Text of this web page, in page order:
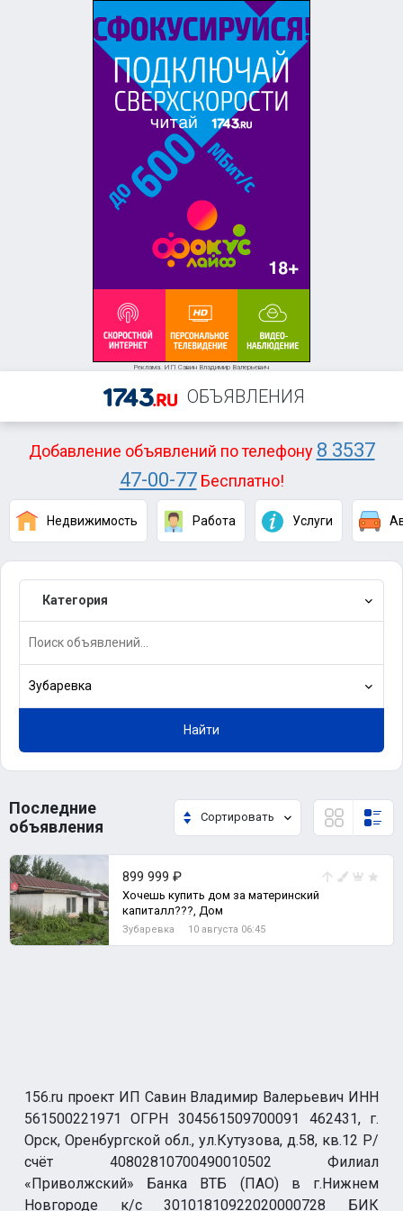
Реклама. ИП Савин Владимир Валерьевич
ОБЪЯВЛЕНИЯ
Добавление объявлений по телефону 8 3537
47-00-77Бесплатно!
Недвижимость Работа Услуги
Категория
Зубаревка
Найти
Последние
объявления
Сортировать
899 999 ₽
Хочешь купить дом за материнский
капиталл???, Дом
Зубаревка 10 августа 06:45
156.ru проект ИП Савин Владимир Валерьевич ИНН
561500221971 ОГРН 304561509700091 462431, г.
Орск, Оренбургской обл., ул.Кутузова, д.58, кв.12 Р/
счёт 40802810700490010502 Филиал
«Приволжский» Банка ВТБ (ПАО) в г.Нижнем
Новгороде к/с 30101810922020000728 БИК